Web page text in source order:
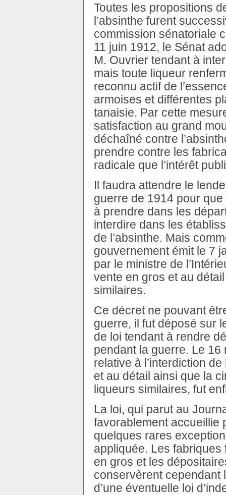
Toutes les propositions
l’absinthe furent
commission sénatoriale
11 juin 1912, le Sénat
M. Ouvrier tendant à
mais toute liqueur
reconnu actif de
armoises et différentes
tanaisie. Par cette
satisfaction au grand
déchaîné contre
prendre contre les
radicale que l’intérêt
Il faudra attendre le
guerre de 1914 pour
à prendre dans les
interdire dans les
de l’absinthe. Mais
gouvernement émit le 7
par le ministre de
vente en gros et au
similaires.
Ce décret ne pouvant
guerre, il fut déposé sur
de loi tendant à rendre
pendant la guerre. Le
relative à l’interdiction
et au détail ainsi que la
liqueurs similaires, fut
La loi, qui parut au
favorablement accueillie
quelques rares
appliquée. Les
en gros et les
conservèrent cependant
d’une éventuelle loi